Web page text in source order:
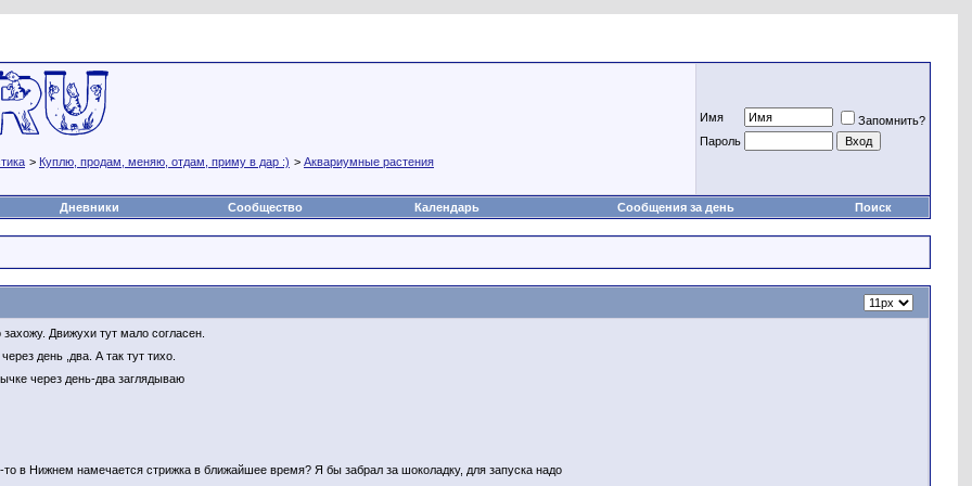
> Куплю, продам, меняю, отдам, приму в дар :) > Аквариумные растения
Имя
Запомнить?
Пароль
Дневники Сообщество Календарь Сообщения за день Поиск
олиголеписов ?
!!!
Новым годом и Рождеством! Будьте здоровы!!
Будем здравы Бояри!
форума поздравляю с 8 Марта!!!!
На сайт забили? Лексус молчит!
Почему нет то ))
захожу. Движухи тут мало согласен.
день ,два. А так тут тихо.
через день-два заглядываю
то в Нижнем намечается стрижка в ближайшее время? Я бы забрал за шоколадку, для запуска надо